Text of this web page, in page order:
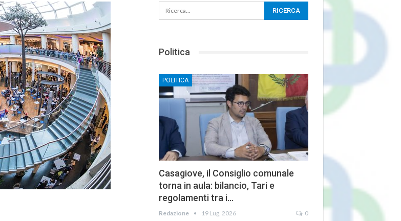
Politica
POLITICA
Casagiove, il Consiglio comunale
torna in aula: bilancio, Tari e
regolamenti tra i…
Redazione 19 Lug, 2026 0